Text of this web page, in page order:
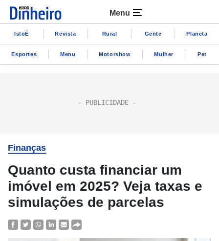
Menu
IstoÉ Revista Rural Gente Planeta
Esportes Menu Motorshow Mulher Pet
Finanças
Quanto custa financiar um
imóvel em 2025? Veja taxas e
simulações de parcelas